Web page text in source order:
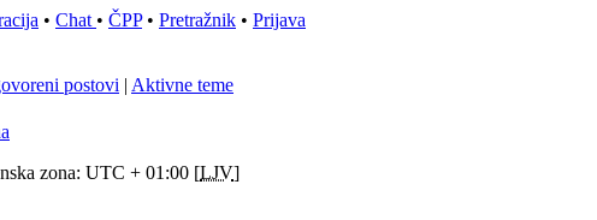
• Chat • ČPP• Pretražnik • Prijava
postovi | Aktivne teme
zona: UTC + 01:00 [LJV]